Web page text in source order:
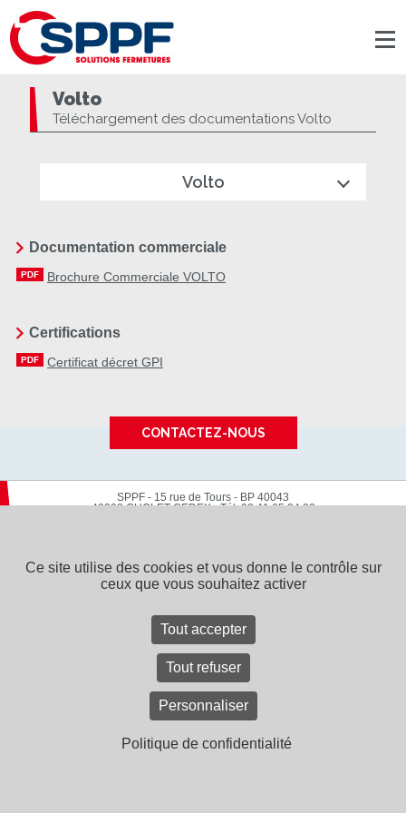
Volto
Téléchargement des documentations Volto
Volto
Documentation commerciale
Brochure Commerciale VOLTO
Certifications
Certificat décret GPI
CONTACTEZ-NOUS
SPPF - 15 rue de Tours - BP 40043
49308 CHOLET CEDEX-Tél. 02 41 65 94 22
Contact Recrutement Mentions légales Plan du site CGV
Ce site utilise des cookies et vous donne le contrôle sur
ceux que vous souhaitez activer
Tout accepter
Tout refuser
Personnaliser
Politique de confidentialité